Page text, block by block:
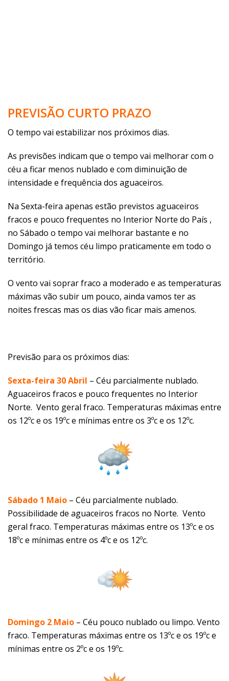
PREVISÃO CURTO PRAZO
O tempo vai estabilizar nos próximos dias.
As previsões indicam que o tempo vai melhorar com o
céu a ficar menos nublado e com diminuição de
intensidade e frequência dos aguaceiros.
Na Sexta-feira apenas estão previstos aguaceiros
fracos e pouco frequentes no Interior Norte do País ,
no Sábado o tempo vai melhorar bastante e no
Domingo já temos céu limpo praticamente em todo o
território.
O vento vai soprar fraco a moderado e as temperaturas
máximas vão subir um pouco, ainda vamos ter as
noites frescas mas os dias vão ficar mais amenos.
Previsão para os próximos dias:
Sexta-feira 30 Abril – Céu parcialmente nublado.
Aguaceiros fracos e pouco frequentes no Interior
Norte. Vento geral fraco. Temperaturas máximas entre
os 12ºc e os 19ºc e mínimas entre os 3ºc e os 12ºc.
Sábado 1 Maio – Céu parcialmente nublado.
Possibilidade de aguaceiros fracos no Norte. Vento
geral fraco. Temperaturas máximas entre os 13ºc e os
18ºc e mínimas entre os 4ºc e os 12ºc.
Domingo 2 Maio – Céu pouco nublado ou limpo. Vento
fraco. Temperaturas máximas entre os 13ºc e os 19ºc e
mínimas entre os 2ºc e os 19ºc.